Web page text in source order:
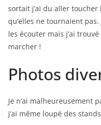
sortait j’ai du aller
qu’elles ne tournaient
les écouter mais j’ai
marcher !
Photos
Je n’ai malheureusement
j’ai même loupé des